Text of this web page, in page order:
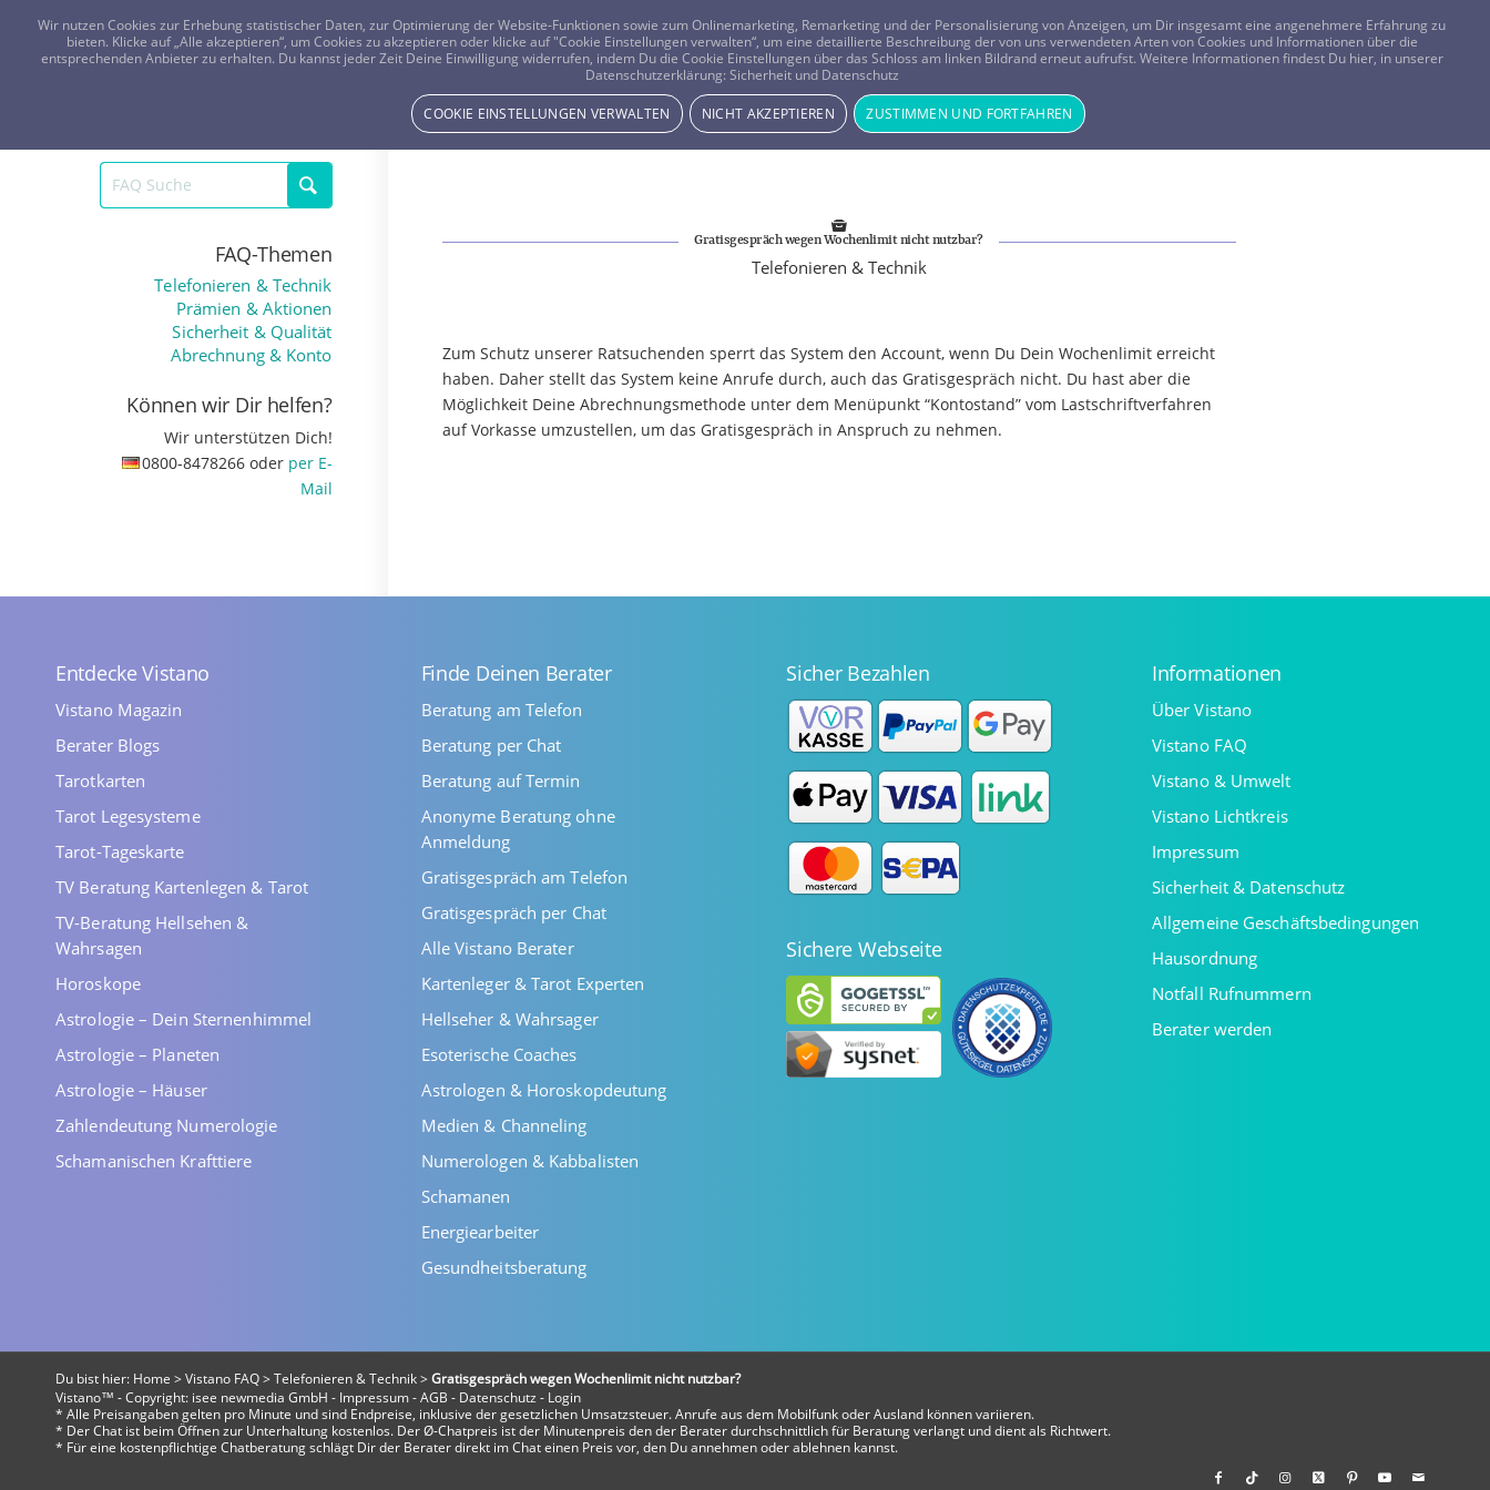
FRAGEN? KOSTENLOS ANRUFEN: 0800-8478266
Beratung Horoskope Tageskarte Magazin ANMELDEN REGISTRIEREN
Gratisgespräch wegen Wochenlimit nicht nutzbar?
Telefonieren & Technik
Zum Schutz unserer Ratsuchenden sperrt das System den Account, wenn Du Dein Wochenlimit erreicht
haben. Daher stellt das System keine Anrufe durch, auch das Gratisgespräch nicht. Du hast aber die
Möglichkeit Deine Abrechnungsmethode unter dem Menüpunkt “Kontostand” vom Lastschriftverfahren
auf Vorkasse umzustellen, um das Gratisgespräch in Anspruch zu nehmen.
FAQ-Themen
Telefonieren & Technik
Prämien & Aktionen
Sicherheit & Qualität
Abrechnung & Konto
Können wir Dir helfen?
Wir unterstützen Dich!
0800-8478266oder per E-
Mail
Entdecke Vistano
Vistano Magazin
Berater Blogs
Tarotkarten
Tarot Legesysteme
Tarot-Tageskarte
TV Beratung Kartenlegen & Tarot
TV-Beratung Hellsehen &
Wahrsagen
Horoskope
Astrologie – Dein Sternenhimmel
Astrologie – Planeten
Astrologie – Häuser
Zahlendeutung Numerologie
Schamanischen Krafttiere
Finde Deinen Berater
Beratung am Telefon
Beratung per Chat
Beratung auf Termin
Anonyme Beratung ohne
Anmeldung
Gratisgespräch am Telefon
Gratisgespräch per Chat
Alle Vistano Berater
Kartenleger & Tarot Experten
Hellseher & Wahrsager
Esoterische Coaches
Astrologen & Horoskopdeutung
Medien & Channeling
Numerologen & Kabbalisten
Schamanen
Energiearbeiter
Gesundheitsberatung
Sicher Bezahlen
Sichere Webseite
Informationen
Über Vistano
Vistano FAQ
Vistano & Umwelt
Vistano Lichtkreis
Impressum
Sicherheit & Datenschutz
Allgemeine Geschäftsbedingungen
Hausordnung
Notfall Rufnummern
Berater werden
Du bist hier: Home > Vistano FAQ> Telefonieren & Technik> Gratisgespräch wegen Wochenlimit nicht nutzbar?
Vistano™ - Copyright: isee newmedia GmbH - Impressum-AGB - Datenschutz - Login
* Alle Preisangaben gelten pro Minute und sind Endpreise, inklusive der gesetzlichen Umsatzsteuer. Anrufe aus dem Mobilfunk oder Ausland können variieren.
* Der Chat ist beim Öffnen zur Unterhaltung kostenlos. Der Ø-Chatpreis ist der Minutenpreis den der Berater durchschnittlich für Beratung verlangt und dient als Richtwert.
* Für eine kostenpflichtige Chatberatung schlägt Dir der Berater direkt im Chat einen Preis vor, den Du annehmen oder ablehnen kannst.
Wir nutzen Cookies zur Erhebung statistischer Daten, zur Optimierung der Website-Funktionen sowie zum Onlinemarketing, Remarketing und der Personalisierung von Anzeigen, um Dir insgesamt eine angenehmere Erfahrung zu
bieten. Klicke auf „Alle akzeptieren“, um Cookies zu akzeptieren oder klicke auf "Cookie Einstellungen verwalten“, um eine detaillierte Beschreibung der von uns verwendeten Arten von Cookies und Informationen über die
entsprechenden Anbieter zu erhalten. Du kannst jeder Zeit Deine Einwilligung widerrufen, indem Du die Cookie Einstellungen über das Schloss am linken Bildrand erneut aufrufst. Weitere Informationen findest Du hier, in unserer
Datenschutzerklärung: Sicherheit und Datenschutz
COOKIE EINSTELLUNGEN VERWALTEN NICHT AKZEPTIEREN ZUSTIMMEN UND FORTFAHREN